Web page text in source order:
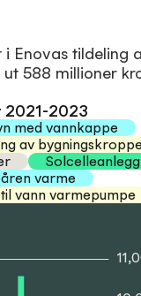
Enovas tildeling
588 millioner
2021-2023
med vannkappe
av
Solcelleanlegg
varme
vann varmepumpe